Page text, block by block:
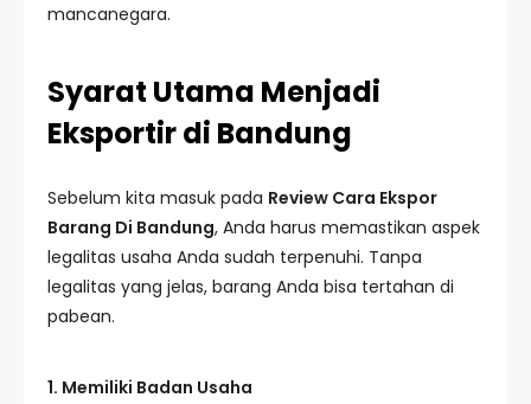
mancanegara.
Syarat Utama Menjadi
Eksportir di Bandung
Sebelum kita masuk pada Review Cara Ekspor
Barang Di Bandung, Anda harus memastikan aspek
legalitas usaha Anda sudah terpenuhi. Tanpa
legalitas yang jelas, barang Anda bisa tertahan di
pabean.
1. Memiliki Badan Usaha